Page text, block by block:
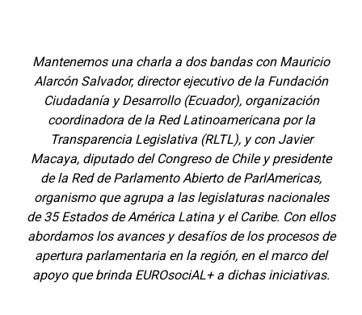
Mantenemos una charla a dos bandas con Mauricio
Alarcón Salvador, director ejecutivo de la Fundación
Ciudadanía y Desarrollo (Ecuador), organización
coordinadora de la Red Latinoamericana por la
Transparencia Legislativa (RLTL), y con Javier
Macaya, diputado del Congreso de Chile y presidente
de la Red de Parlamento Abierto de ParlAmericas,
organismo que agrupa a las legislaturas nacionales
de 35 Estados de América Latina y el Caribe. Con ellos
abordamos los avances y desafíos de los procesos de
apertura parlamentaria en la región, en el marco del
apoyo que brinda EUROsociAL+ a dichas iniciativas.